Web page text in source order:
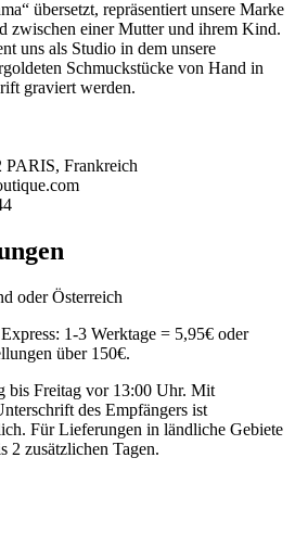
übersetzt, repräsentiert unsere Marke
zwischen einer Mutter und ihrem Kind.
uns als Studio in dem unsere
Schmuckstücke von Hand in
graviert werden.
PARIS, Frankreich
oder Österreich
1-3 Werktage = 5,95€ oder
über 150€.
bis Freitag vor 13:00 Uhr. Mit
des Empfängers ist
Für Lieferungen in ländliche Gebiete
2 zusätzlichen Tagen.